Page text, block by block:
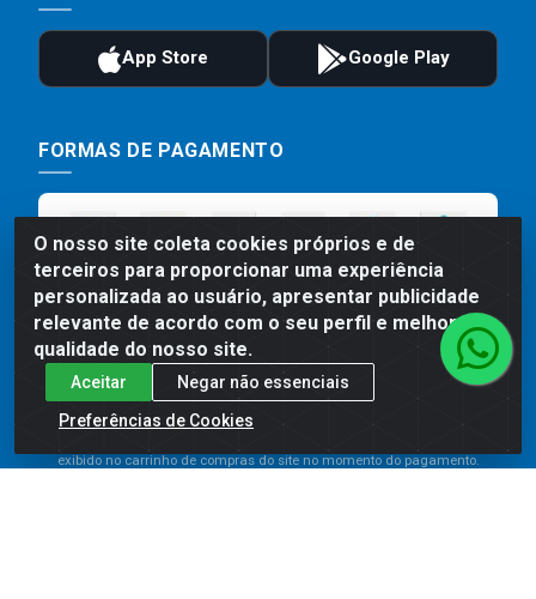
O nosso site coleta cookies próprios e de
terceiros para proporcionar uma experiência
personalizada ao usuário, apresentar publicidade
relevante de acordo com o seu perfil e melhorar a
qualidade do nosso site.
Aceitar
Negar não essenciais
Preferências de Cookies
FORMAS DE PAGAMENTO
Preços, promoções, condições de pagamento e frete são válidos
para compras realizadas exclusivamente pelo site. Caso haja
exibido no carrinho de compras do site no momento do pagamento.